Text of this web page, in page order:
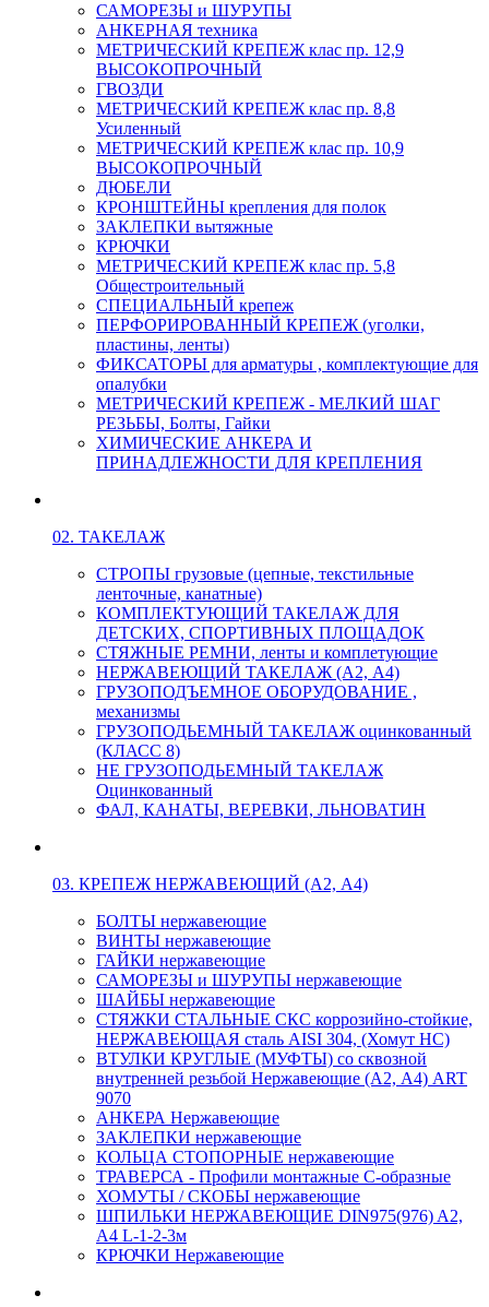
САМОРЕЗЫ и ШУРУПЫ
АНКЕРНАЯ техника
МЕТРИЧЕСКИЙ КРЕПЕЖ клас пр. 12,9
ВЫСОКОПРОЧНЫЙ
ГВОЗДИ
МЕТРИЧЕСКИЙ КРЕПЕЖ клас пр. 8,8
Усиленный
МЕТРИЧЕСКИЙ КРЕПЕЖ клас пр. 10,9
ВЫСОКОПРОЧНЫЙ
ДЮБЕЛИ
КРОНШТЕЙНЫ крепления для полок
ЗАКЛЕПКИ вытяжные
КРЮЧКИ
МЕТРИЧЕСКИЙ КРЕПЕЖ клас пр. 5,8
Общестроительный
СПЕЦИАЛЬНЫЙ крепеж
ПЕРФОРИРОВАННЫЙ КРЕПЕЖ (уголки,
пластины, ленты)
ФИКСАТОРЫ для арматуры , комплектующие для
опалубки
МЕТРИЧЕСКИЙ КРЕПЕЖ - МЕЛКИЙ ШАГ
РЕЗЬБЫ, Болты, Гайки
ХИМИЧЕСКИЕ АНКЕРА И
ПРИНАДЛЕЖНОСТИ ДЛЯ КРЕПЛЕНИЯ
02. ТАКЕЛАЖ
СТРОПЫ грузовые (цепные, текстильные
ленточные, канатные)
КОМПЛЕКТУЮЩИЙ ТАКЕЛАЖ ДЛЯ
ДЕТСКИХ, СПОРТИВНЫХ ПЛОЩАДОК
СТЯЖНЫЕ РЕМНИ, ленты и комплетующие
НЕРЖАВЕЮЩИЙ ТАКЕЛАЖ (А2, А4)
ГРУЗОПОДЪЕМНОЕ ОБОРУДОВАНИЕ ,
механизмы
ГРУЗОПОДЬЕМНЫЙ ТАКЕЛАЖ оцинкованный
(КЛАСС 8)
НЕ ГРУЗОПОДЬЕМНЫЙ ТАКЕЛАЖ
Оцинкованный
ФАЛ, КАНАТЫ, ВЕРЕВКИ, ЛЬНОВАТИН
03. КРЕПЕЖ НЕРЖАВЕЮЩИЙ (А2, А4)
БОЛТЫ нержавеющие
ВИНТЫ нержавеющие
ГАЙКИ нержавеющие
САМОРЕЗЫ и ШУРУПЫ нержавеющие
ШАЙБЫ нержавеющие
СТЯЖКИ СТАЛЬНЫЕ СКС коррозийно-стойкие,
НЕРЖАВЕЮЩАЯ сталь AISI 304, (Хомут НС)
ВТУЛКИ КРУГЛЫЕ (МУФТЫ) со сквозной
внутренней резьбой Нержавеющие (А2, А4) ART
9070
АНКЕРА Нержавеющие
ЗАКЛЕПКИ нержавеющие
КОЛЬЦА СТОПОРНЫЕ нержавеющие
ТРАВЕРСА - Профили монтажные С-образные
ХОМУТЫ / СКОБЫ нержавеющие
ШПИЛЬКИ НЕРЖАВЕЮЩИЕ DIN975(976) A2,
А4 L-1-2-3м
КРЮЧКИ Нержавеющие